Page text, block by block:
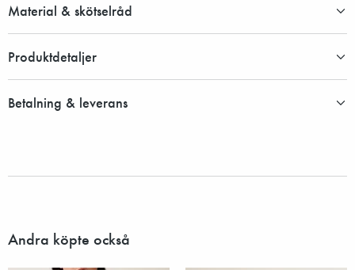
Material & skötselråd
Produktdetaljer
Betalning & leverans
Andra köpte också